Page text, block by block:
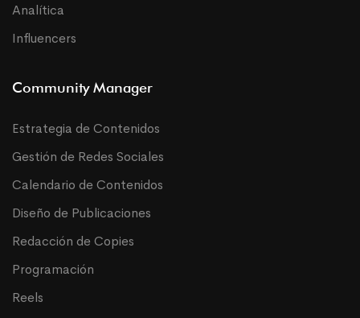
Analítica
Influencers
Community Manager
Estrategia de Contenidos
Gestión de Redes Sociales
Calendario de Contenidos
Diseño de Publicaciones
Redacción de Copies
Programación
Reels